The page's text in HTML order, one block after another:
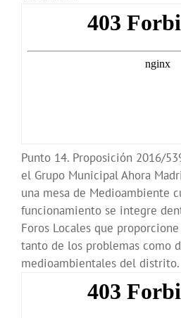
Punto 14. Proposición 2016/
el Grupo Municipal Ahora
una mesa de Medioambiente
funcionamiento se integre
Foros Locales que
tanto de los problemas como
medioambientales del distrito.